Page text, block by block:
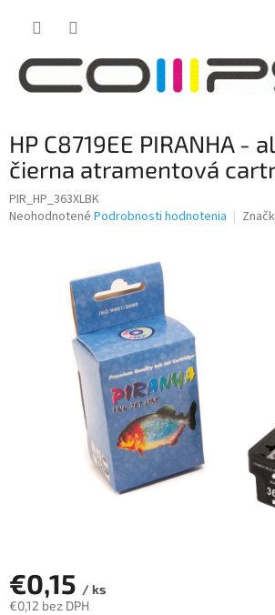
HP C8719EE PIRANHA -
čierna atramentová
PIR_HP_363XLBK
Priemerné
hviezdičiek.
Neohodnotené Podrobnosti hodnotenia
€0,15 / ks
€0,12 bez DPH